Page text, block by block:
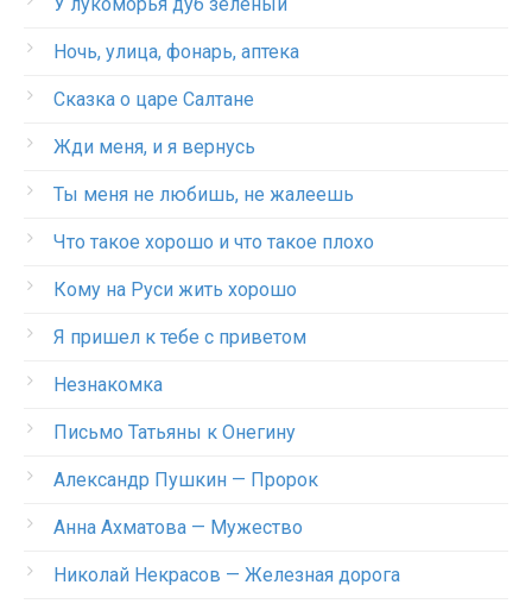
Ночь, улица, фонарь, аптека
Сказка о царе Салтане
Жди меня, и я вернусь
Ты меня не любишь, не жалеешь
Что такое хорошо и что такое плохо
Кому на Руси жить хорошо
Я пришел к тебе с приветом
Незнакомка
Письмо Татьяны к Онегину
Александр Пушкин — Пророк
Анна Ахматова — Мужество
Николай Некрасов — Железная дорога